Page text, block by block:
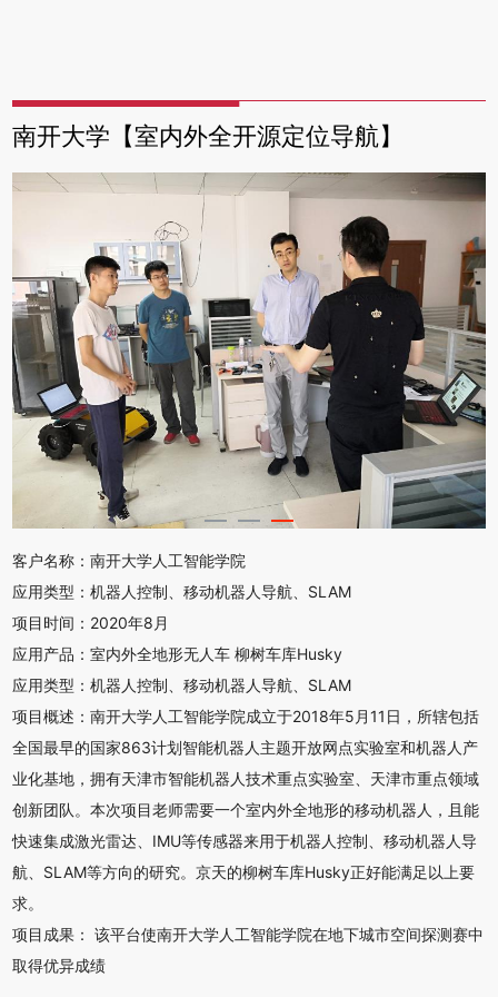
南开大学【室内外全开源定位导航】
客户名称：南开大学人工智能学院
应用类型：机器人控制、移动机器人导航、SLAM
项目时间： 2020年8月
应用产品：室内外全地形无人车 柳树车库Husky
应用类型：机器人控制、移动机器人导航、SLAM
项目概述：南开大学人工智能学院成立于2018年5月11日，所辖包括
全国最早的国家863计划智能机器人主题开放网点实验室和机器人产
业化基地，拥有天津市智能机器人技术重点实验室、天津市重点领域
创新团队。本次项目老师需要一个室内外全地形的移动机器人，且能
快速集成激光雷达、IMU等传感器来用于机器人控制、移动机器人导
航、SLAM等方向的研究。京天的柳树车库Husky正好能满足以上要
求。
项目成果： 该平台使南开大学人工智能学院在地下城市空间探测赛中
取得优异成绩